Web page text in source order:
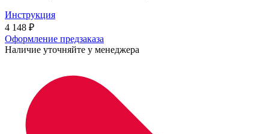
Инструкция
4 148 ₽
Оформление предзаказа
Наличие уточняйте у менеджера